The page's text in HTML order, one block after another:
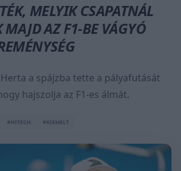
MELYIK CSAPATNÁL
MAJD AZ F1-BE VÁGYÓ
a spájzba tette a pályafutását
hajszolja az F1-es álmát.
#HITECH #KIEMELT